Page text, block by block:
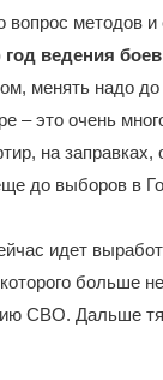
вопрос
год ведения
менять надо
– это очень
на
до выборов в
идет
больше
СВО. Дальше